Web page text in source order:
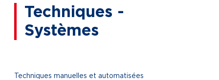
Techniques -
Systèmes
Techniques manuelles et automatisées